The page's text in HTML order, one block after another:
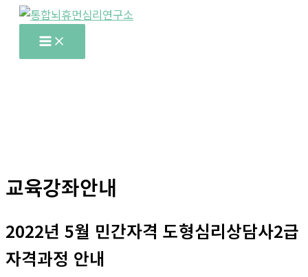
Main
Menu
교육강좌안내
2022년 5월 민간자격 도형심리상담사2급
자격과정 안내